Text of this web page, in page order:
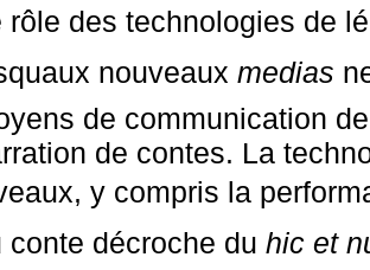
rôle des technologies de
nouveaux medias
de communication
de contes. La
y compris la
conte décroche du hic et